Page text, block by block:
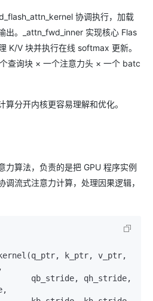
协调执行，加载
出。_attn_fwd_inner 实现核心 Flas
K/V 块并执行在线 softmax 更新。
查询块 × 一个注意力头 × 一个 batc
分开内核更容易理解和优化。
力算法，负责的是把 GPU 程序实例
流式注意力计算，处理因果逻辑，
k_ptr, v_ptr,